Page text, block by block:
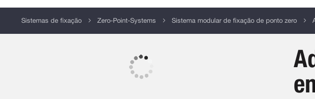
Sistemas de fixação Zero-Point-Systems Sistema modular de fixação de ponto zero